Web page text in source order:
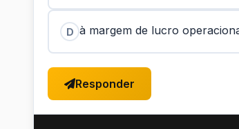
D à margem de lucro
Responder